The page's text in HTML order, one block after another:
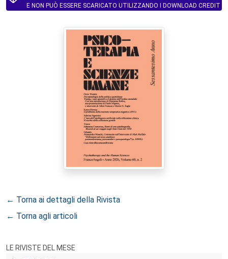
E NON PUÒ ESSERE SCARICATO UTILIZZANDO I DOWNLOAD CREDIT
← Torna ai dettagli della Rivista
← Torna agli articoli
LE RIVISTE DEL MESE